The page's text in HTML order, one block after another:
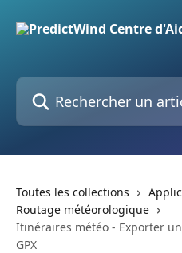
Rechercher un article...
Toutes les collections
Routage météorologique
Itinéraires météo - Exporter
GPX